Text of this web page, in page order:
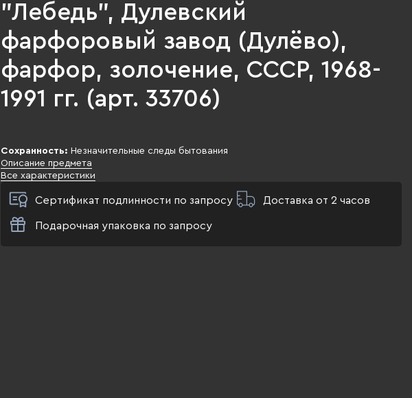
"Лебедь", Дулевский
фарфоровый завод (Дулёво),
фарфор, золочение, СССР, 1968-
1991 гг. (арт. 33706)
Сохранность: Незначительные следы бытования
Описание предмета
Все характеристики
Сертификат подлинности по запросу Доставка от 2 часов
Подарочная упаковка по запросу